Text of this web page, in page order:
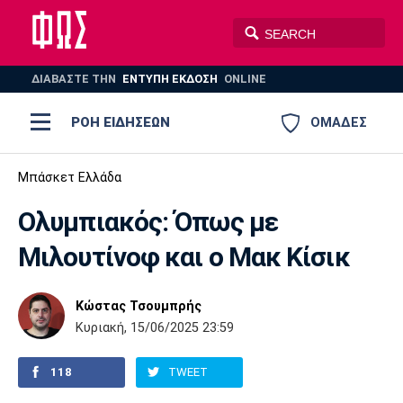
ΔΙΑΒΑΣΤΕ THN ΕΝΤΥΠΗ ΕΚΔΟΣΗ ONLINE
ΟΜΑΔΕΣ
ΡΟΗ ΕΙΔΗΣΕΩΝ
ΠΟΔΟΣΦΑΙΡΟ
ΠΟΛΟ
AUTO-MOTO PLUS
Ποδόσφαιρο
Super League 1
Super League 2
Γ Εθνική
Ελλάδα
Μπάσκετ
Ελλάδα
Εθνική
EuroLeague
Ολυμπιακοί Αγώνες
Βόλεϊ
Πόλο
Ολυμπιακός ΑΕΚ ΠΑΟΚ
Παναθηναϊκός Ατρόμητος
Μπάσκετ Ελλάδα
Ολυμπιακός: Όπως με
Μιλουτίνοφ και ο Μακ Κίσικ
Κώστας Τσουμπρής
Κυριακή, 15/06/2025 23:59
118 TWEET